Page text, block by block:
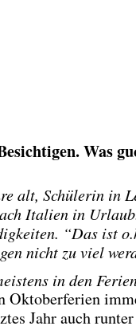
Was
alt, Schülerin in
Italien in
“Das ist
nicht zu viel
in den
Oktoberferien
Jahr auch